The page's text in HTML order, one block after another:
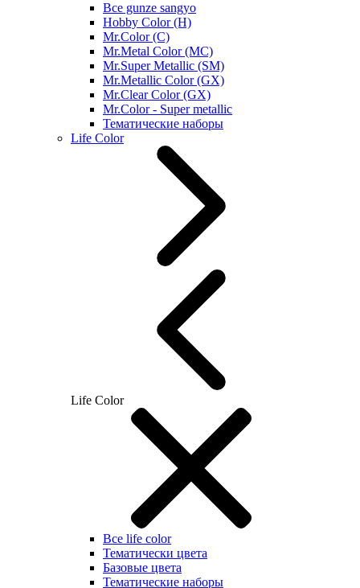
Все gunze sangyo
Hobby Color (H)
Mr.Color (C)
Mr.Metal Color (MC)
Mr.Super Metallic (SM)
Mr.Metallic Color (GX)
Mr.Clear Color (GX)
Mr.Color - Super metallic
Тематические наборы
Life Color
Life Color
Все life color
Тематически цвета
Базовые цвета
Тематические наборы